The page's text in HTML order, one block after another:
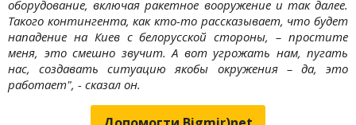
оборудование, включая ракетное вооружение и так далее.
Такого контингента, как кто-то рассказывает, что будет
нападение на Киев с белорусской стороны, – простите
меня, это смешно звучит. А вот угрожать нам, пугать
нас, создавать ситуацию якобы окружения – да, это
работает", - сказал он.